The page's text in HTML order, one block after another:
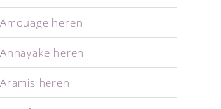
Amouage heren
Annayake heren
Aramis heren